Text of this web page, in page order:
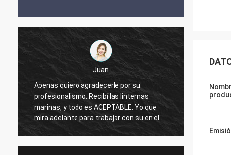
Juan
Apenas quiero agradecerle por su
profesionalismo. Recibí las linternas
marinas, y todo es ACEPTABLE. Yo que
mira adelante para trabajar con su en el
futuro.
Luces
aviación